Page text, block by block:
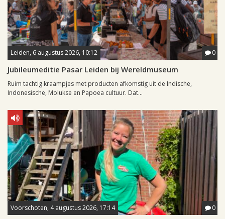
Leiden, 6 augustus 2026, 10:12 0
Jubileumeditie Pasar Leiden bij Wereldmuseum
Ruim tachtig kraampjes met producten afkomstig uit de Indische,
Indonesische, Molukse en Papoea cultuur. Dat...
Voorschoten, 4 augustus 2026, 17:14 0